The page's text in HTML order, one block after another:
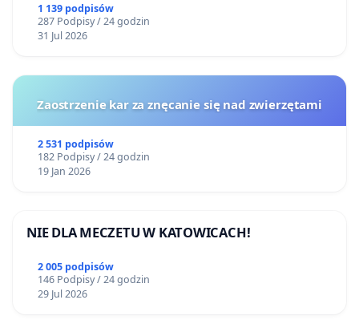
1 139 podpisów
287 Podpisy / 24 godzin
31 Jul 2026
Zaostrzenie kar za znęcanie się nad zwierzętami
2 531 podpisów
182 Podpisy / 24 godzin
19 Jan 2026
NIE DLA MECZETU W KATOWICACH!
2 005 podpisów
146 Podpisy / 24 godzin
29 Jul 2026